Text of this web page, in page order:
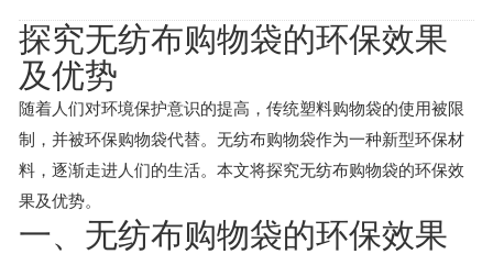
探究无纺布购物袋的环保效果
及优势
随着人们对环境保护意识的提高，传统塑料购物袋的使用被限
制，并被环保购物袋代替。无纺布购物袋作为一种新型环保材
料，逐渐走进人们的生活。本文将探究无纺布购物袋的环保效
果及优势。
一、无纺布购物袋的环保效果